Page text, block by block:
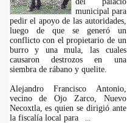
municipal para
pedir el apoyo de las autoridades,
luego de que se generó un
conflicto con el propietario de un
burro y una mula, las cuales
causaron destrozos en una
siembra de rábano y quelite.
Alejandro Francisco Antonio,
vecino de Ojo Zarco, Nuevo
Necoxtla, es quien se dirigió ante
la fiscalía local para